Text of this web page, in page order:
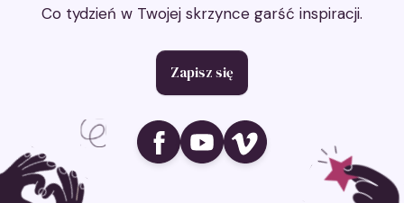
Co tydzień w Twojej skrzynce garść inspiracji.
Zapisz się
Ikona social media
Ikona social media
Ikona social media